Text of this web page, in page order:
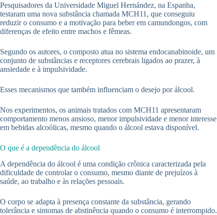
Pesquisadores da Universidade Miguel Hernández, na Espanha,
testaram uma nova substância chamada MCH11, que conseguiu
reduzir o consumo e a motivação para beber em camundongos, com
diferenças de efeito entre machos e fêmeas.
Segundo os autores, o composto atua no sistema endocanabinoide, um
conjunto de substâncias e receptores cerebrais ligados ao prazer, à
ansiedade e à impulsividade.
Esses mecanismos que também influenciam o desejo por álcool.
Nos experimentos, os animais tratados com MCH11 apresentaram
comportamento menos ansioso, menor impulsividade e menor interesse
em bebidas alcoólicas, mesmo quando o álcool estava disponível.
O que é a dependência do álcool
A dependência do álcool é uma condição crônica caracterizada pela
dificuldade de controlar o consumo, mesmo diante de prejuízos à
saúde, ao trabalho e às relações pessoais.
O corpo se adapta à presença constante da substância, gerando
tolerância e sintomas de abstinência quando o consumo é interrompido.